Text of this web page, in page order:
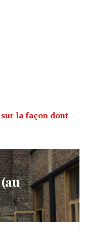
la façon dont